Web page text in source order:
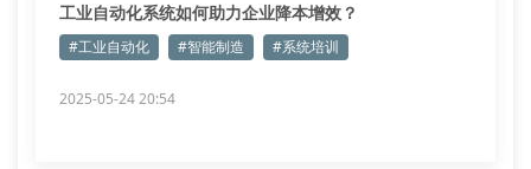
工业自动化系统如何助力企业降本增效？
#工业自动化 #智能制造 #系统培训
2025-05-24 20:54